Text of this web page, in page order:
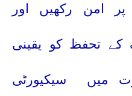
پر امن رکھیں اور
کے تحفظ کو یقینی
میں سیکیورٹی